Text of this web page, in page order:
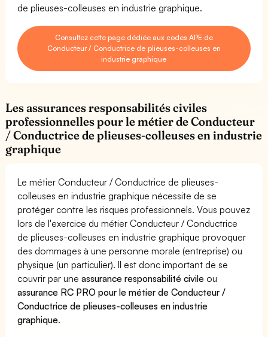
de plieuses-colleuses en industrie graphique.
Consultez cette page dédiée aux codes APE de
Conducteur / Conductrice de plieuses-colleuses en
industrie graphique
Les assurances responsabilités civiles
professionnelles pour le métier de Conducteur
/ Conductrice de plieuses-colleuses en industrie
graphique
Le métier Conducteur / Conductrice de plieuses-
colleuses en industrie graphique nécessite de se
protéger contre les risques professionnels. Vous pouvez
lors de l'exercice du métier Conducteur / Conductrice
de plieuses-colleuses en industrie graphique provoquer
des dommages à une personne morale (entreprise) ou
physique (un particulier). Il est donc important de se
couvrir par uneassurance responsabilité civile ou
assurance RC PRO pour le métier de Conducteur /
Conductrice de plieuses-colleuses en industrie
graphique.